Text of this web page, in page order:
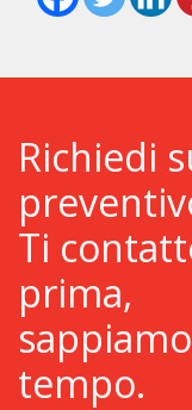
Richiedi
Ti
prima,
tempo.